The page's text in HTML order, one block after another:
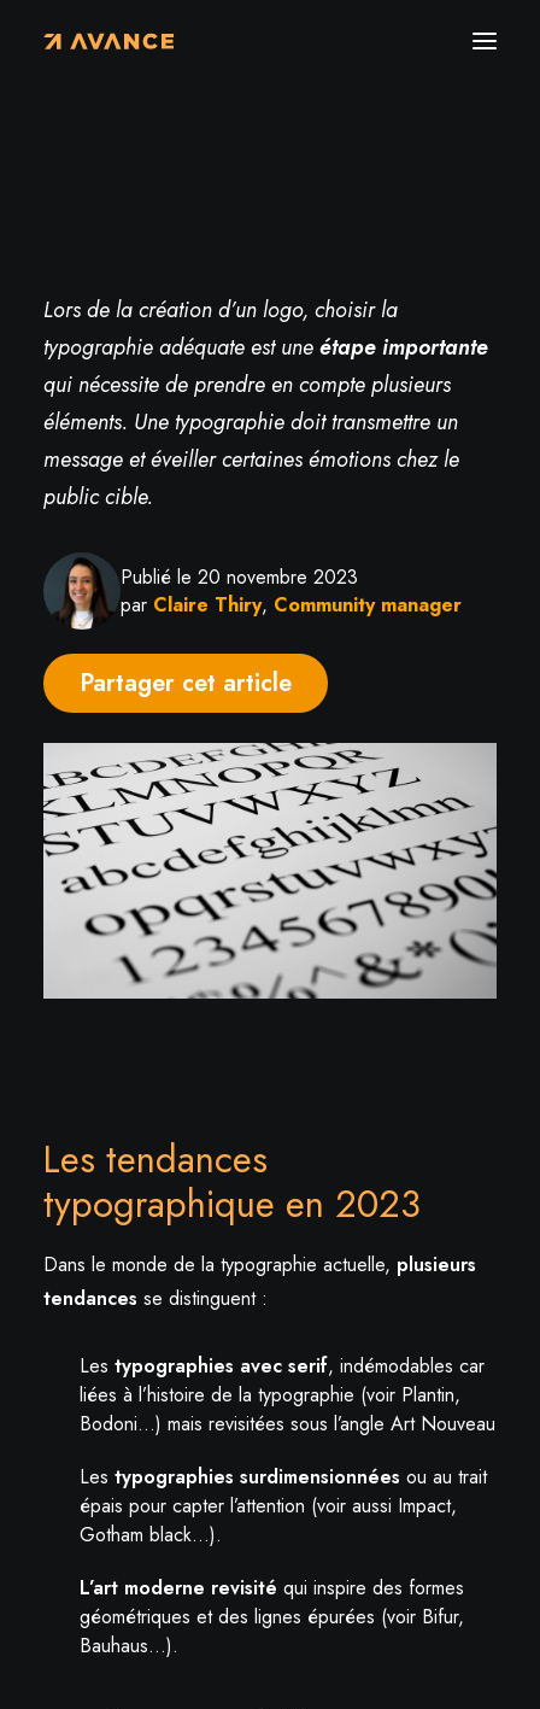
Lors de la création d’un logo, choisir la
typographie adéquate est uneétape importante
qui nécessite de prendre en compte plusieurs
éléments. Une typographie doit transmettre un
message et éveiller certaines émotions chez le
public cible.
Publié le 20 novembre 2023
par Claire Thiry, Community manager
Partager cet article
Les tendances
typographique en 2023
Dans le monde de la typographie actuelle, plusieurs
tendances se distinguent :
Les typographies avec serif, indémodables car
liées à l’histoire de la typographie (voir Plantin,
Bodoni…) mais revisitées sous l’angle Art Nouveau
Les typographies surdimensionnées ou au trait
épais pour capter l’attention (voir aussi Impact,
Gotham black…).
L’art moderne revisité qui inspire des formes
géométriques et des lignes épurées (voir Bifur,
Bauhaus…).